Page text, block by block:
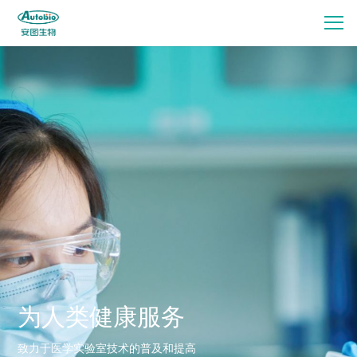
为人类健康服务
致力于医学实验室技术的普及和提高